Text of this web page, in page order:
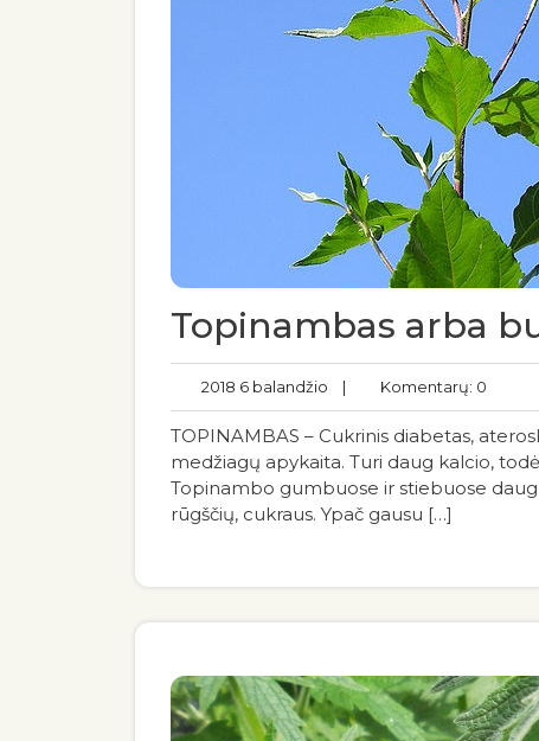
Topinambas arba
2018 6 balandžio | Komentarų: 0
TOPINAMBAS – Cukrinis diabetas,
medžiagų apykaita. Turi daug kalcio,
Topinambo gumbuose ir stiebuose
rūgščių, cukraus. Ypač gausu […]